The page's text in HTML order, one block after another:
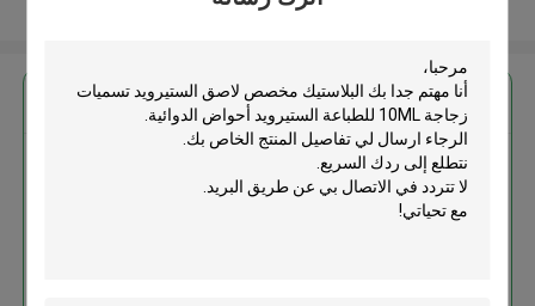
عرض المزيد
احصل على افضل سعر ل
البلاستيك مخصص لاصق الستيرويد